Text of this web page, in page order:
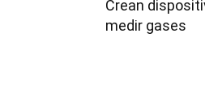
Crean
medir gases